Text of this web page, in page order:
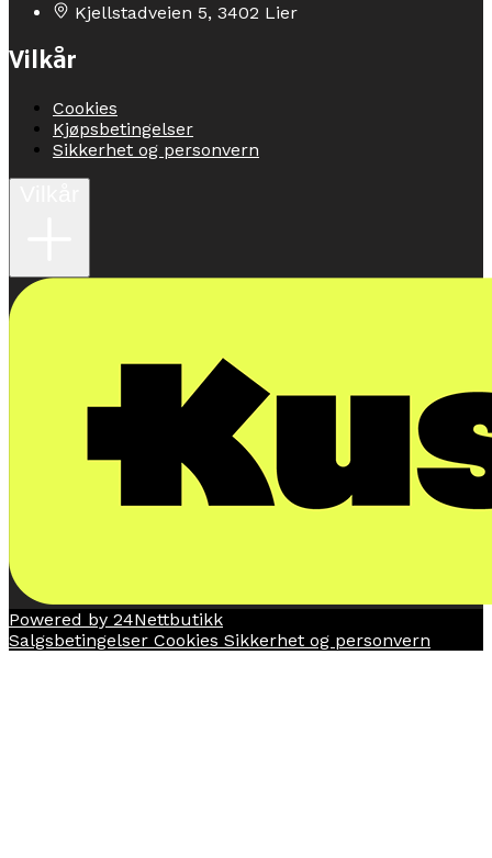
Kjellstadveien 5, 3402 Lier
Vilkår
Cookies
Kjøpsbetingelser
Sikkerhet og personvern
Powered by 24Nettbutikk
Salgsbetingelser Cookies Sikkerhet og personvern